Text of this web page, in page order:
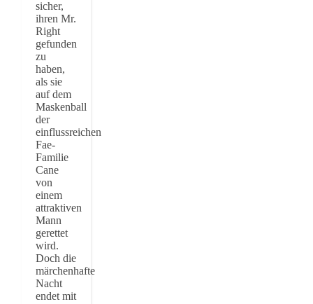
sicher,
ihren Mr.
Right
gefunden
zu
haben,
als sie
auf dem
Maskenball
der
einflussreichen
Fae-
Familie
Cane
von
einem
attraktiven
Mann
gerettet
wird.
Doch die
märchenhafte
Nacht
endet mit